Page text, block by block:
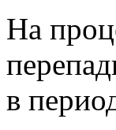
На
в